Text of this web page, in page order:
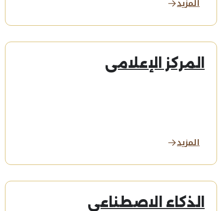
المزيد
المركز الإعلامي
المزيد
الذكاء الاصطناعي